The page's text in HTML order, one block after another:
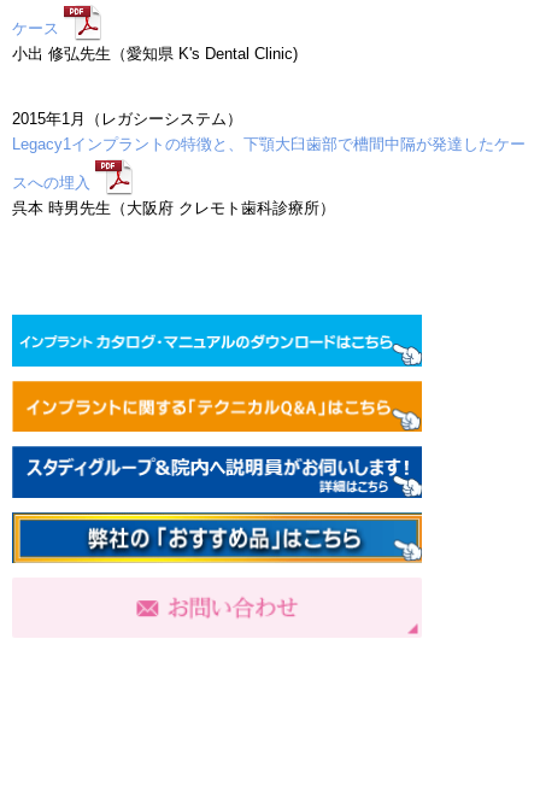
ケース
小出 修弘先生（愛知県 K's Dental Clinic)
2015年1月（レガシーシステム）
Legacy1インプラントの特徴と、下顎大臼歯部で槽間中隔が発達したケー
スへの埋入
呉本 時男先生（大阪府 クレモト歯科診療所）